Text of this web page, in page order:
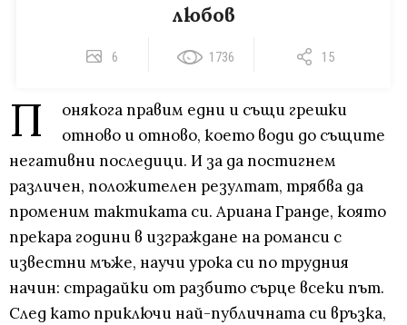
любов
6 1736 15
П
онякога правим едни и същи грешки
отново и отново, което води до същите
негативни последици. И за да постигнем
различен, положителен резултат, трябва да
променим тактиката си. Ариана Гранде, която
прекара години в изграждане на романси с
известни мъже, научи урока си по трудния
начин: страдайки от разбито сърце всеки път.
След като приключи най-публичната си връзка,